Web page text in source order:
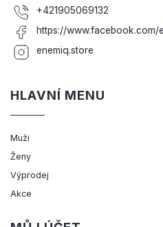
+421905069132
https://www.facebook.com/
enemiq.store
HLAVNÍ MENU
Muži
Ženy
Výprodej
Akce